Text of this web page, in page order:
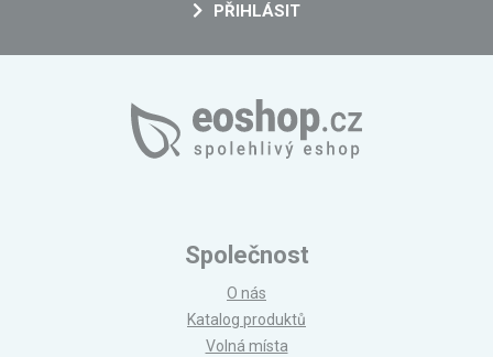
PŘIHLÁSIT
Společnost
O nás
Katalog produktů
Volná místa